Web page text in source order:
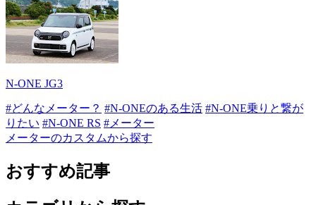
N-ONE JG3
#どんなメーター？ #N-ONEのある生活 #N-ONE乗りと繋が
りたい #N-ONE RS #メーター
メーターのカスタムから探す
おすすめ記事